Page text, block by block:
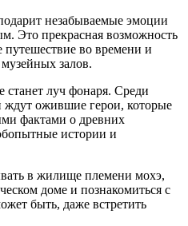
незабываемые эмоции
Это прекрасная возможность
путешествие во времени и
залов.
луч фонаря. Среди
ждут ожившие герои, которые
фактами о древних
истории и
в жилище племени мохэ,
доме и познакомиться с
быть, даже встретить